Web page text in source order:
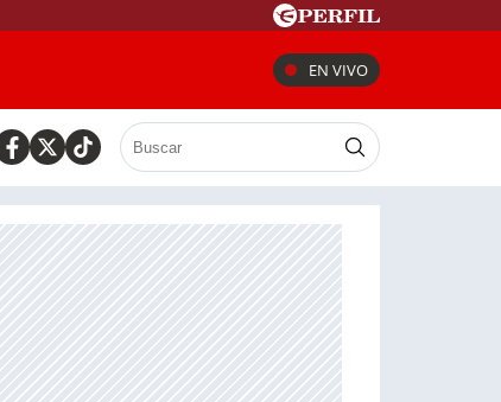
EN VIVO